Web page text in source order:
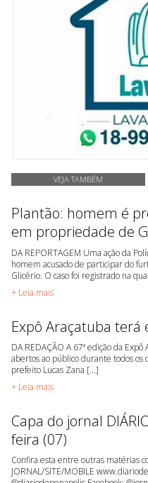
VEJA TAMBÉM
Plantão: homem é
em propriedade de
DA REPORTAGEM Uma ação da
homem acusado de participar do
Glicério. O caso foi registrado na
+ Leia mais
Expô Araçatuba
DA REDAÇÃO A 67ª edição da
abertos ao público durante todos
prefeito Lucas Zana [...]
+ Leia mais
Capa do jornal
feira (07)
Confira esta entre outras matérias
JORNAL/SITE/MOBILE